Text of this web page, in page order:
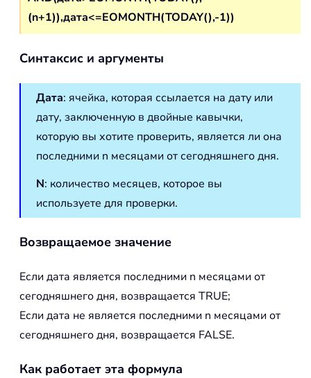
(n+1)),дата<=EOMONTH(TODAY(),-1))
Синтаксис и аргументы
Дата: ячейка, которая ссылается на дату или
дату, заключенную в двойные кавычки,
которую вы хотите проверить, является ли она
последними n месяцами от сегодняшнего дня.
N: количество месяцев, которое вы
используете для проверки.
Возвращаемое значение
Если дата является последними n месяцами от
сегодняшнего дня, возвращается TRUE;
Если дата не является последними n месяцами от
сегодняшнего дня, возвращается FALSE.
Как работает эта формула